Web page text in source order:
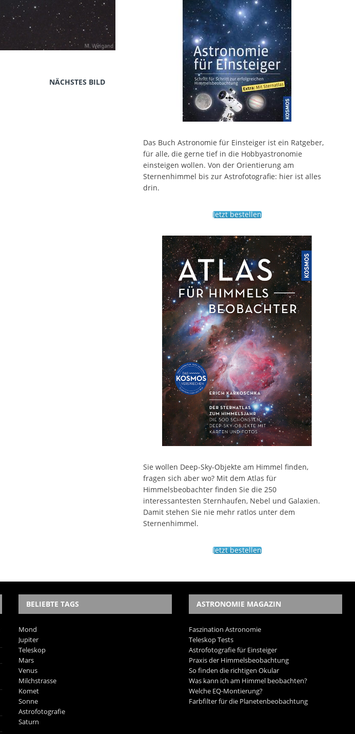
NÄCHSTES BILD
Das Buch Astronomie für Einsteiger ist ein Ratgeber,
für alle, die gerne tief in die Hobbyastronomie
einsteigen wollen. Von der Orientierung am
Sternenhimmel bis zur Astrofotografie: hier ist alles
drin.
Jetzt bestellen
Sie wollen Deep-Sky-Objekte am Himmel finden,
fragen sich aber wo? Mit dem Atlas für
Himmelsbeobachter finden Sie die 250
interessantesten Sternhaufen, Nebel und Galaxien.
Damit stehen Sie nie mehr ratlos unter dem
Sternenhimmel.
Jetzt bestellen
BELIEBTE TAGS
Mond
Jupiter
Teleskop
Mars
Venus
Milchstrasse
Komet
Sonne
Astrofotografie
Saturn
ASTRONOMIE MAGAZIN
Faszination Astronomie
Teleskop Tests
Astrofotografie für Einsteiger
Praxis der Himmelsbeobachtung
So finden die richtigen Okular
Was kann ich am Himmel beobachten?
Welche EQ-Montierung?
Farbfilter für die Planetenbeobachtung